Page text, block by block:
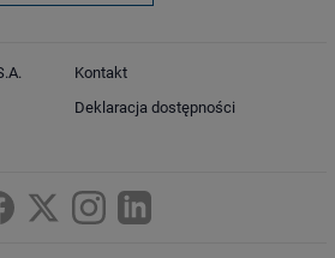
Kontakt
Deklaracja dostępności